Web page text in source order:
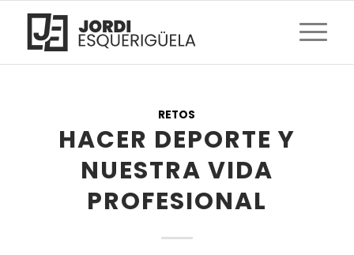
RETOS
HACER DEPORTE Y
NUESTRA VIDA
PROFESIONAL